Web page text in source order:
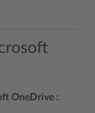
OneDrive :